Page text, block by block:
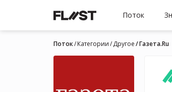
Поток
Поток Категории Другое Газета.Ru